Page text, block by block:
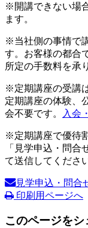
※開講できない場
ます。
※当社側の事情で
す。お客様の都合
所定の手数料を承
※定期講座の受講
定期講座の体験、
会不要です。
入会
※定期講座で優待
「見学申込・問合
て送信してくださ
見学申込・問合
印刷用ページへ
このページをシ